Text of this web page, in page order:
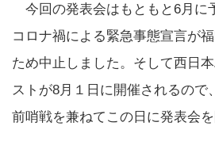
今回の発表会はもともと6月に
コロナ禍による緊急事態宣言が
ため中止しました。そして西日
ストが8月１日に開催されるので
前哨戦を兼ねてこの日に発表会を